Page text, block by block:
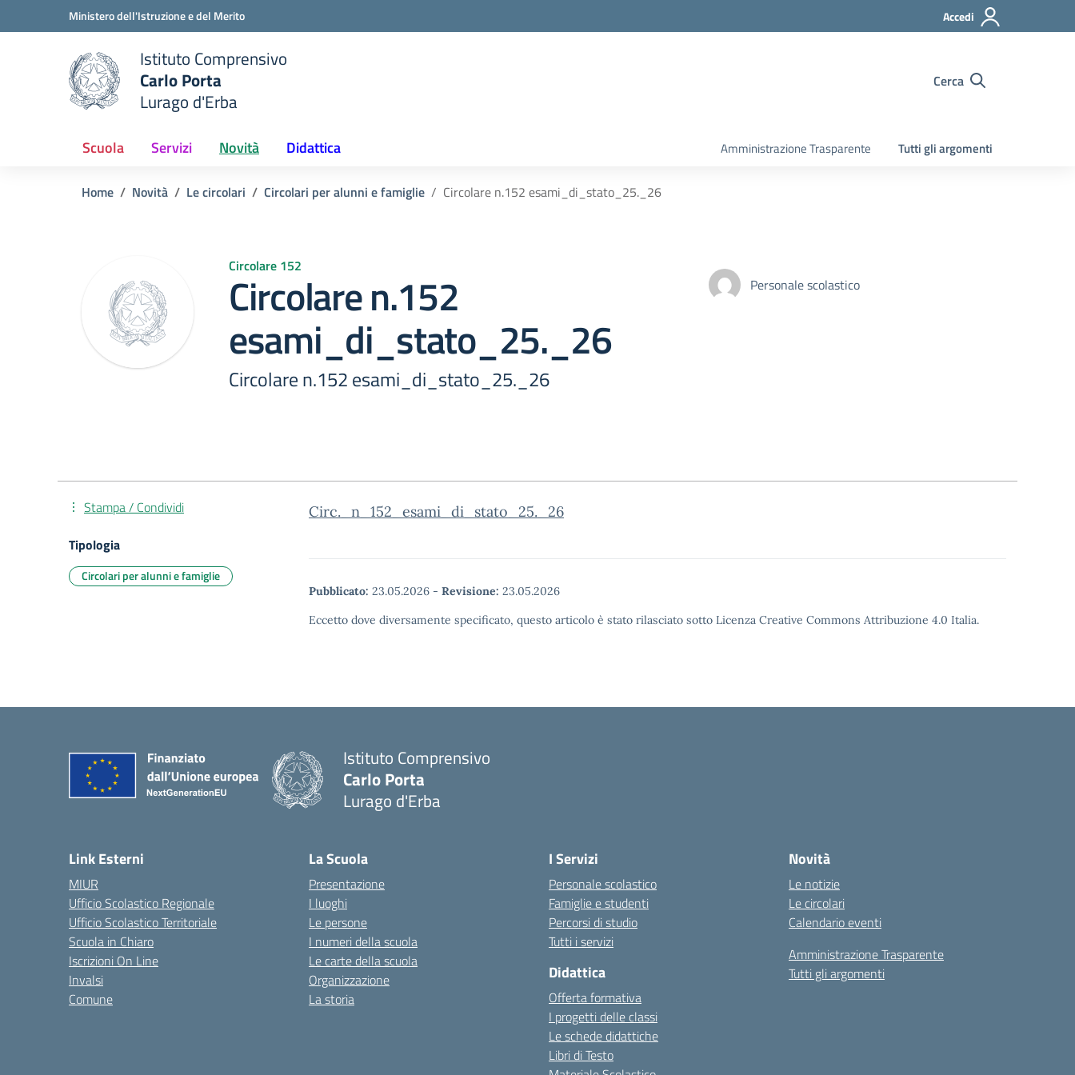
Vai ai contenuti
Vai al menu di navigazioneMinistero dell'Istruzione e del Merito Accedi
scuola
Istituto Comprensivo
Carlo Porta
Lurago d'Erba
Cerca
Scuola Servizi Novità Didattica Amministrazione Trasparente Tutti gli argomenti
Home Novità Le circolari Circolari per alunni e famiglie Circolare n.152 esami_di_stato_25._26
Circolare 152
Circolare n.152
esami_di_stato_25._26
Circolare n.152 esami_di_stato_25._26
Personale scolastico
Circ._n_152_esami_di_stato_25._26
Pubblicato: 23.05.2026 - Revisione: 23.05.2026
Eccetto dove diversamente specificato, questo articolo è stato rilasciato sotto Licenza Creative Commons Attribuzione 4.0 Italia.
Stampa / Condividi
Tipologia
Circolari per alunni e famiglie
Istituto Comprensivo
Carlo Porta
Lurago d'Erba
Link Esterni
MIUR
Ufficio Scolastico Regionale
Ufficio Scolastico Territoriale
Scuola in Chiaro
Iscrizioni On Line
Invalsi
Comune
La Scuola
Presentazione
I luoghi
Le persone
I numeri della scuola
Le carte della scuola
Organizzazione
La storia
I Servizi
Personale scolastico
Famiglie e studenti
Percorsi di studio
Tutti i servizi
Didattica
Offerta formativa
I progetti delle classi
Le schede didattiche
Libri di Testo
Novità
Le notizie
Le circolari
Calendario eventi
Amministrazione Trasparente
Tutti gli argomenti